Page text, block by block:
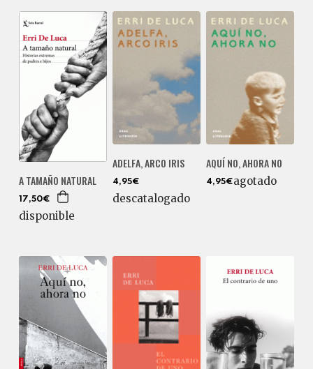
A TAMAÑO NATURAL
17,50€
disponible
ADELFA, ARCO IRIS
4,95€
descatalogado
AQUÍ NO, AHORA NO
4,95€agotado